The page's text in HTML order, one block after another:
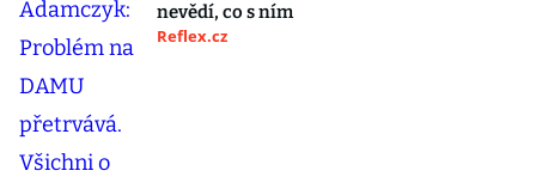
nevědí, co s ním
Reflex.cz